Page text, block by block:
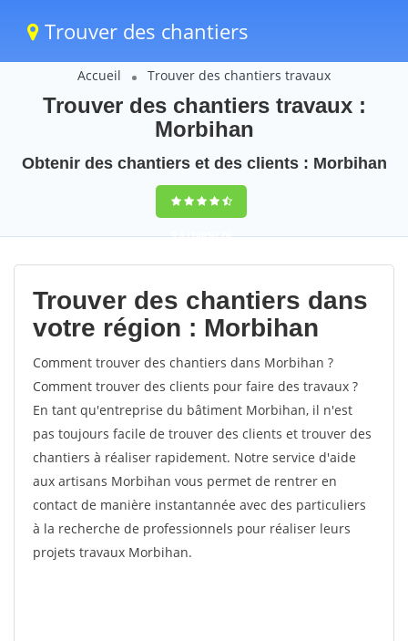
Trouver des chantiers
Accueil Trouver des chantiers travaux
Trouver des chantiers travaux :
Morbihan
Obtenir des chantiers et des clients : Morbihan
9,5(100%)76
votes
Trouver des chantiers dans
votre région : Morbihan
Comment trouver des chantiers dans Morbihan ?
Comment trouver des clients pour faire des travaux ?
En tant qu'entreprise du bâtiment Morbihan, il n'est
pas toujours facile de trouver des clients et trouver des
chantiers à réaliser rapidement. Notre service d'aide
aux artisans Morbihan vous permet de rentrer en
contact de manière instantannée avec des particuliers
à la recherche de professionnels pour réaliser leurs
projets travaux Morbihan.